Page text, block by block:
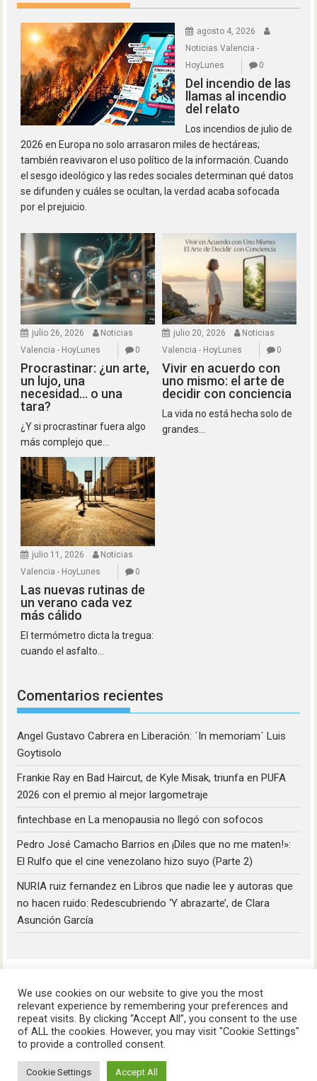
agosto 4, 2026
Noticias Valencia -
HoyLunes
0
Del incendio de las
llamas al incendio
del relato
Los incendios de julio de
2026 en Europa no solo arrasaron miles de hectáreas;
también reavivaron el uso político de la información. Cuando
el sesgo ideológico y las redes sociales determinan qué datos
se difunden y cuáles se ocultan, la verdad acaba sofocada
por el prejuicio.
julio 26, 2026
Noticias
Valencia - HoyLunes
0
Procrastinar: ¿un arte,
un lujo, una
necesidad… o una
tara?
¿Y si procrastinar fuera algo
más complejo que...
julio 20, 2026
Noticias
Valencia - HoyLunes
0
Vivir en acuerdo con
uno mismo: el arte de
decidir con conciencia
La vida no está hecha solo de
grandes...
julio 11, 2026
Noticias
Valencia - HoyLunes
0
Las nuevas rutinas de
un verano cada vez
más cálido
El termómetro dicta la tregua:
cuando el asfalto...
Comentarios recientes
Angel Gustavo Cabrera enLiberación: ´In memoriam´ Luis
Goytisolo
Frankie Ray enBad Haircut, de Kyle Misak, triunfa en PUFA
2026 con el premio al mejor largometraje
fintechbase enLa menopausia no llegó con sofocos
Pedro José Camacho Barrios en¡Diles que no me maten!»:
El Rulfo que el cine venezolano hizo suyo (Parte 2)
NURIA ruiz fernandez enLibros que nadie lee y autoras que
no hacen ruido: Redescubriendo ‘Y abrazarte’, de Clara
Asunción García
HoyLunes © 2023
We use cookies on our website to give you the most
relevant experience by remembering your preferences and
repeat visits. By clicking “Accept All”, you consent to the use
of ALL the cookies. However, you may visit "Cookie Settings"
to provide a controlled consent.
Cookie Settings Accept All